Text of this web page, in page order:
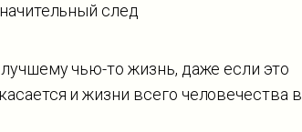
след
чью-то жизнь, даже если это
и жизни всего человечества в